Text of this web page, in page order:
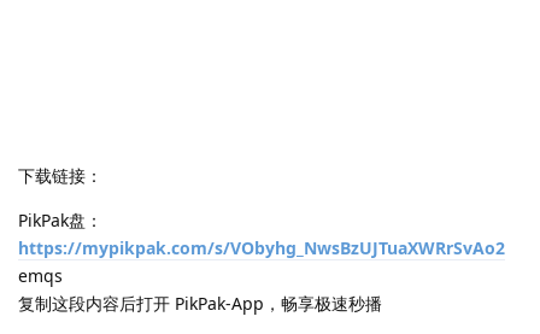
下载链接：
PikPak盘：
https://mypikpak.com/s/VObyhg_NwsBzUJTuaXWRrSvAo2
emqs
复制这段内容后打开 PikPak-App，畅享极速秒播